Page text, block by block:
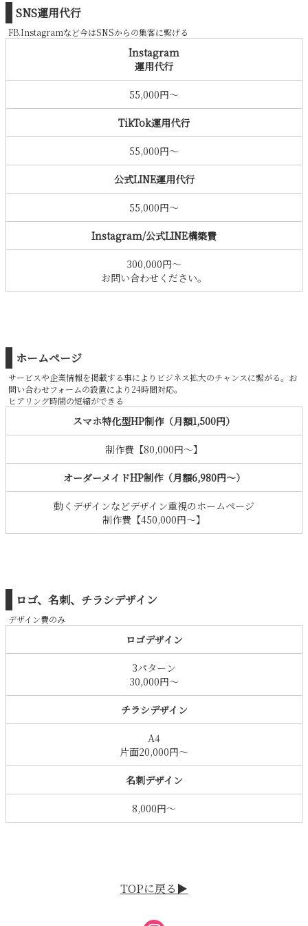
SNS運用代行
FB.Instagramなど今はSNSからの集客に繋げる
Instagram
運用代行
55,000円〜
TikTok運用代行
55,000円〜
公式LINE運用代行
55,000円〜
Instagram/公式LINE構築費
300,000円〜
お問い合わせください。
ホームページ
サービスや企業情報を掲載する事によりビジネス拡大のチャンスに繋がる。お
問い合わせフォームの設置により24時間対応。
ヒアリング時間の短縮ができる
スマホ特化型HP制作（月額1,500円）
制作費【80,000円〜】
オーダーメイドHP制作（月額6,980円〜）
動くデザインなどデザイン重視のホームページ
制作費【450,000円〜】
ロゴ、名刺、チラシデザイン
デザイン費のみ
ロゴデザイン
3パターン
30,000円〜
チラシデザイン
A4
片面20,000円〜
名刺デザイン
8,000円〜
TOPに戻る▶︎